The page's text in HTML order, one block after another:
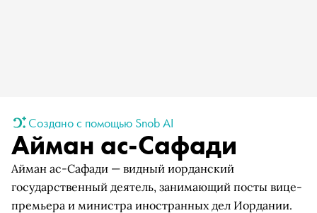
Создано с помощью Snob AI
Айман ас-Сафади
Айман ас-Сафади — видный иорданский
государственный деятель, занимающий посты вице-
премьера и министра иностранных дел Иордании.